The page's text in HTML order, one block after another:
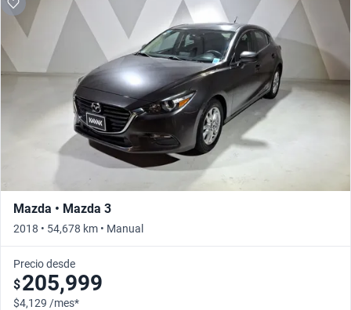
Mazda • Mazda 3
2018 • 54,678 km • Manual
Precio desde
$205,999
$4,129 /mes*